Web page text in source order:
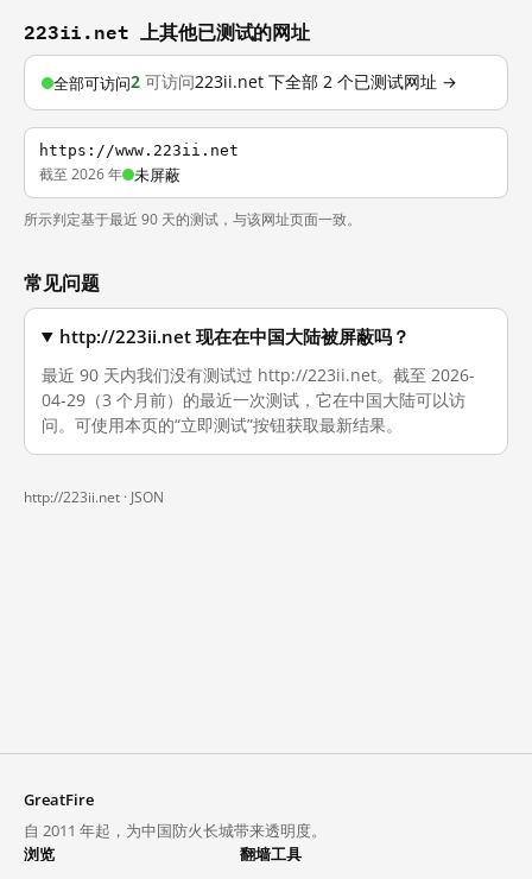
223ii.net 上其他已测试的网址
全部可访问2 可访问223ii.net 下全部 2 个已测试网址 →
https://www.223ii.net
截至 2026 年 未屏蔽
所示判定基于最近 90 天的测试，与该网址页面一致。
常见问题
http://223ii.net 现在在中国大陆被屏蔽吗？
最近 90 天内我们没有测试过 http://223ii.net。截至 2026-
04-29（3 个月前）的最近一次测试，它在中国大陆可以访
问。可使用本页的“立即测试”按钮获取最新结果。
http://223ii.net · JSON
GreatFire
自 2011 年起，为中国防火长城带来透明度。
浏览
翻墙工具